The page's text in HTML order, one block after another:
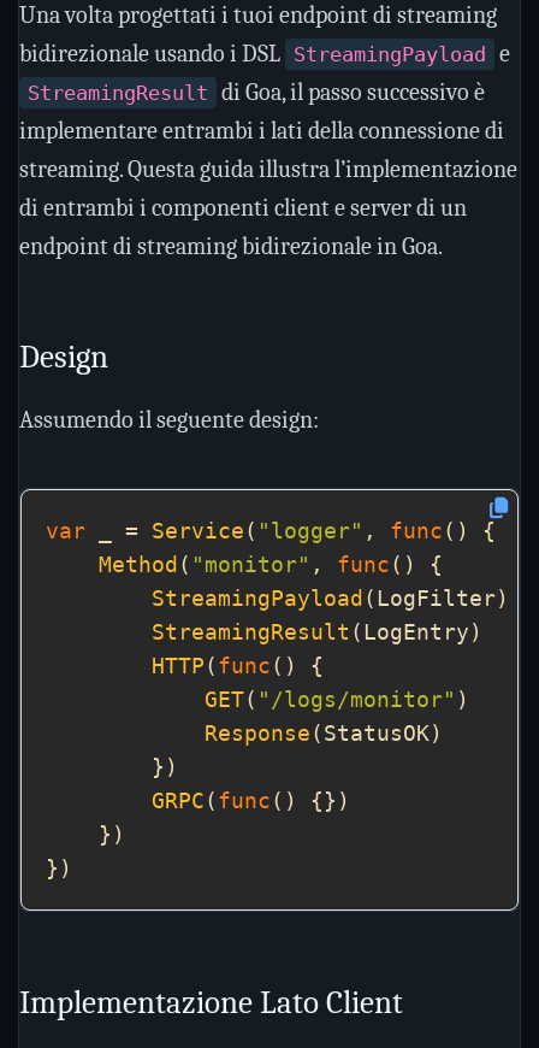
Una volta progettati i tuoi endpoint di streaming
bidirezionale usando i DSL StreamingPayload e
StreamingResult di Goa, il passo successivo è
implementare entrambi i lati della connessione di
streaming. Questa guida illustra l’implementazione
di entrambi i componenti client e server di un
endpoint di streaming bidirezionale in Goa.
Design
Assumendo il seguente design:
var _ = Service ( "logger" , func
Method ( "monitor" , func
StreamingPayload
StreamingResult
HTTP ( func
GET( "/logs/monitor"
Response
GRPC ( func
Implementazione Lato Client